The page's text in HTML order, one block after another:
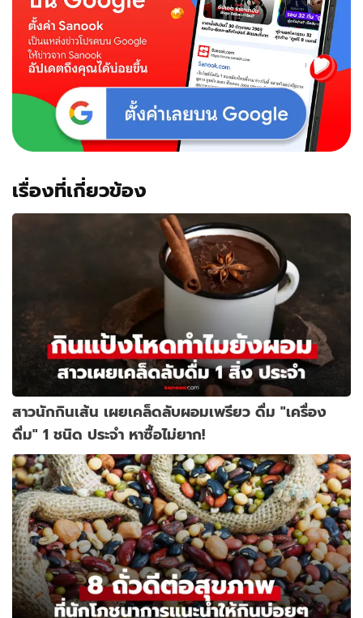
เรื่องที่เกี่ยวข้อง
สาวนักกินเส้น เผยเคล็ดลับผอมเพรียว ดื่ม "เครื่อง
ดื่ม" 1 ชนิด ประจำ หาซื้อไม่ยาก!